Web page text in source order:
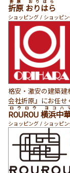
下さい。
折原 おりはら
折原 おりはら
ショッピング / ショッピン
格安・激安の建築
会社折原』にお任せ
ROUROU 横浜中
ロウロウ ヨコハ
ショッピング / ショッピン